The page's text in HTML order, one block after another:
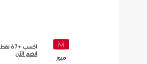
ميوز
اكسب +67
انضم الآن